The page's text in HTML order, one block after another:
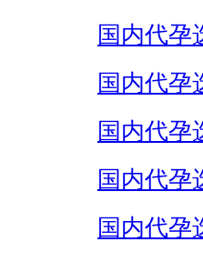
国内代孕
国内代孕
国内代孕
国内代孕
国内代孕